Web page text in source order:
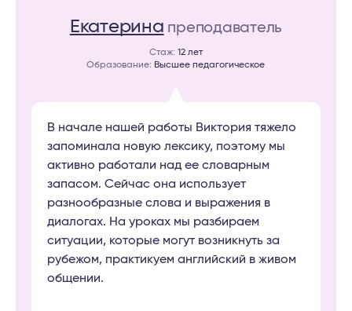
Екатерина преподаватель
Стаж: 12 лет
Образование: Высшее педагогическое
В начале нашей работы Виктория тяжело
запоминала новую лексику, поэтому мы
активно работали над ее словарным
запасом. Сейчас она использует
разнообразные слова и выражения в
диалогах. На уроках мы разбираем
ситуации, которые могут возникнуть за
рубежом, практикуем английский в живом
общении.